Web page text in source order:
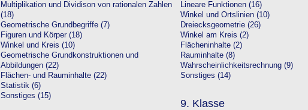
Multiplikation und Dividison von rationalen Zahlen
(18)
Geometrische Grundbegriffe (7)
Figuren und Körper (18)
Winkel und Kreis (10)
Geometrische Grundkonstruktionen und
Abbildungen (22)
Flächen- und Rauminhalte (22)
Statistik (6)
Sonstiges (15)
Lineare Funktionen (16)
Winkel und Ortslinien (10)
Dreiecksgeometrie (26)
Winkel am Kreis (2)
Flächeninhalte (2)
Rauminhalte (8)
Wahrscheinlichkeitsrechnung (9)
Sonstiges (14)
9. Klasse